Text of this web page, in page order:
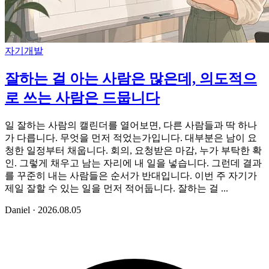
자기개발
잘하는 걸 아는 사람은 많은데, 의도적으
로 쓰는 사람은 드뭅니다
일 잘하는 사람의 캘린더를 열어보면, 다른 사람들과 딱 하나
가 다릅니다. 무엇을 먼저 적었는가입니다. 대부분은 남이 요
청한 일정부터 채웁니다. 회의, 요청받은 마감, 누가 부탁한 확
인. 그렇게 채우고 남는 자리에 내 일을 넣습니다. 그런데 결과
를 꾸준히 내는 사람들은 순서가 반대입니다. 이번 주 자기가
제일 잘할 수 있는 일을 먼저 적어둡니다. 잘하는 걸 ...
Daniel · 2026.08.05